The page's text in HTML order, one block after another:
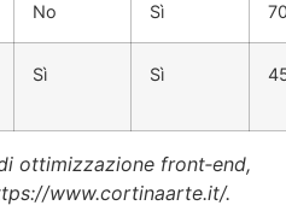
No Sì
Sì Sì
ottimizzazione front‑end,
www.cortinaarte.it/.